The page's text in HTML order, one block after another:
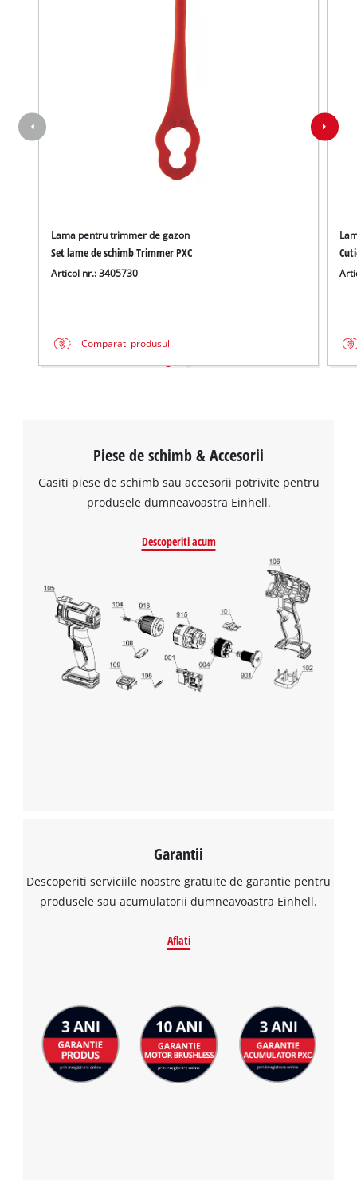
Lama pentru trimmer de gazon
Set lame de schimb Trimmer PXC
Articol nr.: 3405730
Comparati produsul
Piese de schimb & Accesorii
Gasiti piese de schimb sau accesorii potrivite pentru
produsele dumneavoastra Einhell.
Descoperiti acum
Garantii
Descoperiti serviciile noastre gratuite de garantie pentru
produsele sau acumulatorii dumneavoastra Einhell.
Aflati